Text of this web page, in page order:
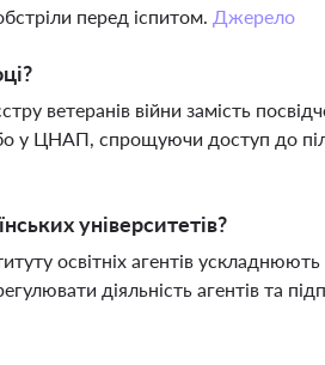
перед іспитом. Джерело
ветеранів війни замість
у ЦНАП, спрощуючи доступ до
університетів?
освітніх агентів
діяльність агентів та